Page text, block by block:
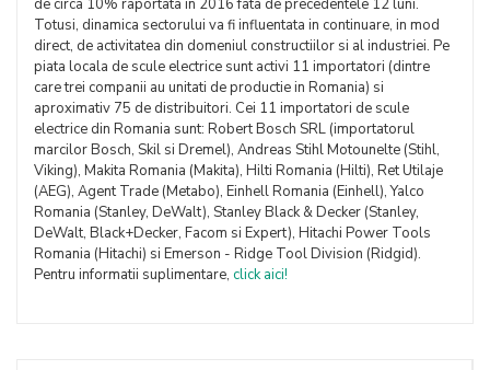
de circa 10% raportata in 2016 fata de precedentele 12 luni.
Totusi, dinamica sectorului va fi influentata in continuare, in mod
direct, de activitatea din domeniul constructiilor si al industriei. Pe
piata locala de scule electrice sunt activi 11 importatori (dintre
care trei companii au unitati de productie in Romania) si
aproximativ 75 de distribuitori. Cei 11 importatori de scule
electrice din Romania sunt: Robert Bosch SRL (importatorul
marcilor Bosch, Skil si Dremel), Andreas Stihl Motounelte (Stihl,
Viking), Makita Romania (Makita), Hilti Romania (Hilti), Ret Utilaje
(AEG), Agent Trade (Metabo), Einhell Romania (Einhell), Yalco
Romania (Stanley, DeWalt), Stanley Black & Decker (Stanley,
DeWalt, Black+Decker, Facom si Expert), Hitachi Power Tools
Romania (Hitachi) si Emerson - Ridge Tool Division (Ridgid).
Pentru informatii suplimentare, click aici!